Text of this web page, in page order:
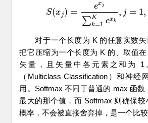
S(xj ) =
ex j
∑K
k=1 exk
, j = 1,
S (xj =exj∑k=1Ke xk ,j= 1,2
对于一个长度为 K 的任意实数矢
把它压缩为一个长度为 K 的、取值
矢量，且矢量中各元素之和为 1
（Multiclass Classification）和神经
用。Softmax 不同于普通的 max 函数
最大的那个值，而 Softmax 则确保
概率，不会被直接舍弃掉，是一个比较